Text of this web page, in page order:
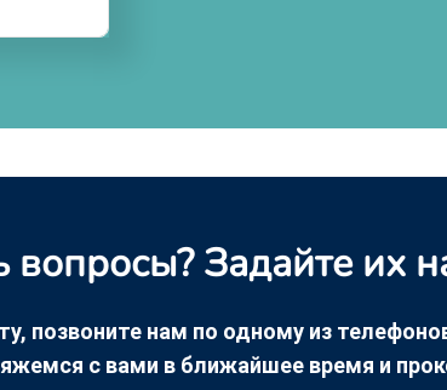
вопросы? Задайте их
позвоните нам по одному из
с вами в ближайшее время и